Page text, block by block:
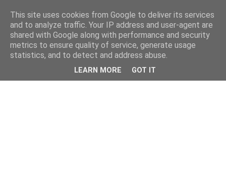
This site uses cookies from Google to deliver its services
and to analyze traffic. Your IP address and user-agent are
shared with Google along with performance and security
metrics to ensure quality of service, generate usage
statistics, and to detect and address abuse.
LEARN MORE GOT IT